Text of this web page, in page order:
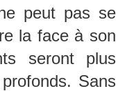
peut pas se
la face à son
seront plus
Sans